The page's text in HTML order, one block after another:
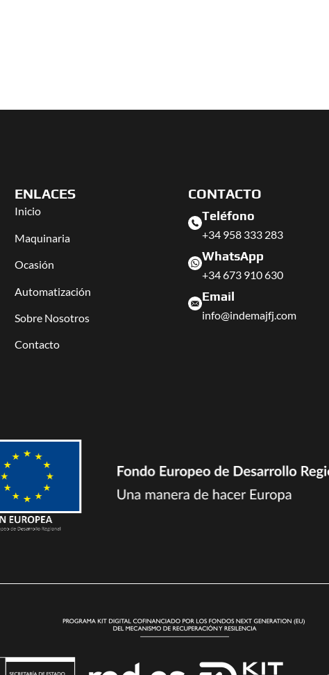
ENLACES
Inicio
Maquinaria
Ocasión
Automatización
Sobre Nosotros
Contacto
CONTACTO
Teléfono
+34 958 333 283
WhatsApp
+34 673 910 630
Email
info@indemajfj.com